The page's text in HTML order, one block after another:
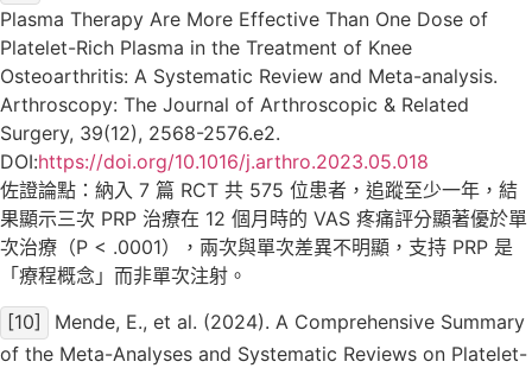
Plasma Therapy Are More Effective Than One Dose of
Platelet-Rich Plasma in the Treatment of Knee
Osteoarthritis: A Systematic Review and Meta-analysis.
Arthroscopy: The Journal of Arthroscopic & Related
Surgery, 39(12), 2568-2576.e2.
DOI:https://doi.org/10.1016/j.arthro.2023.05.018
佐證論點：納入 7 篇 RCT 共 575 位患者，追蹤至少一年，結
果顯示三次 PRP 治療在 12 個月時的 VAS 疼痛評分顯著優於單
次治療（P < .0001），兩次與單次差異不明顯，支持 PRP 是
「療程概念」而非單次注射。
[10]
Mende, E., et al. (2024). A Comprehensive Summary
of the Meta-Analyses and Systematic Reviews on Platelet-